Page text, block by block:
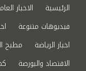
الرئيسية الاخبار
فيديوهات متنوعة
اخبار الرياضة
مطبخ
الاقتصاد والبورصة